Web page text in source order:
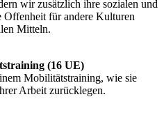
wir zusätzlich ihre sozialen und
Offenheit für andere Kulturen
Mitteln.
(16 UE)
Mobilitätstraining, wie sie
Arbeit zurücklegen.